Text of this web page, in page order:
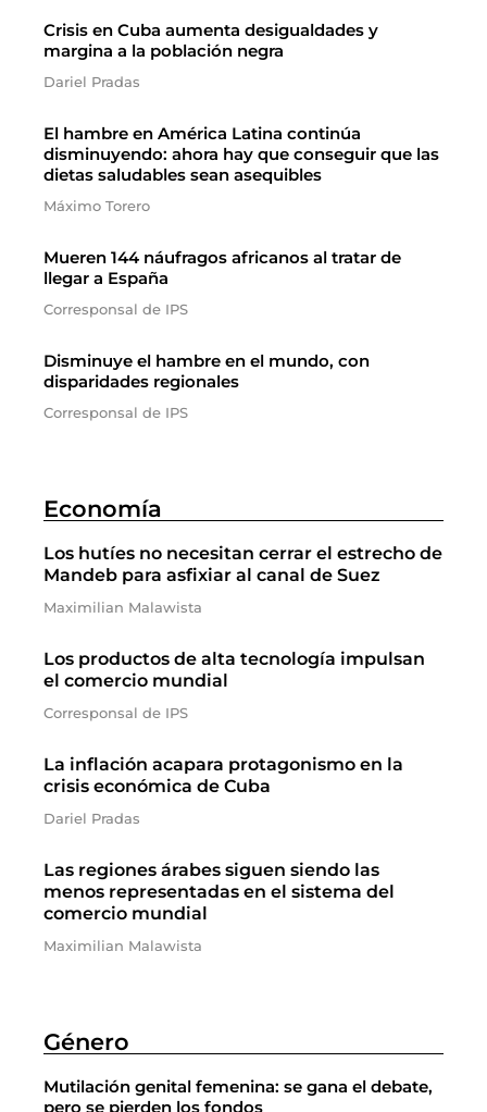
Crisis en Cuba aumenta desigualdades y
margina a la población negra
Dariel Pradas
El hambre en América Latina continúa
disminuyendo: ahora hay que conseguir que las
dietas saludables sean asequibles
Máximo Torero
Mueren 144 náufragos africanos al tratar de
llegar a España
Corresponsal de IPS
Disminuye el hambre en el mundo, con
disparidades regionales
Corresponsal de IPS
Economía
Los hutíes no necesitan cerrar el estrecho de
Mandeb para asfixiar al canal de Suez
Maximilian Malawista
Los productos de alta tecnología impulsan
el comercio mundial
Corresponsal de IPS
La inflación acapara protagonismo en la
crisis económica de Cuba
Dariel Pradas
Las regiones árabes siguen siendo las
menos representadas en el sistema del
comercio mundial
Maximilian Malawista
Género
Mutilación genital femenina: se gana el debate,
pero se pierden los fondos